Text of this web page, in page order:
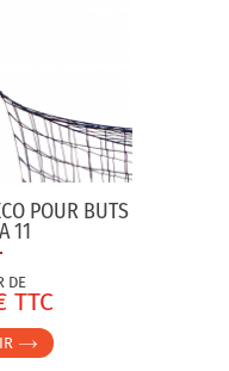
POUR BUTS
11
DE
TTC